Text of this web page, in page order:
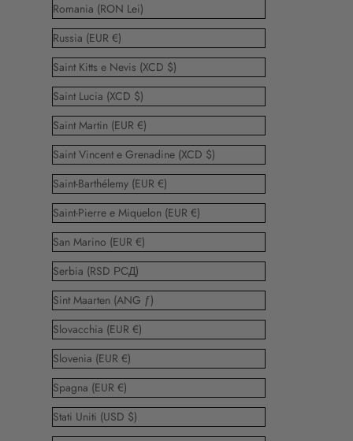
Romania (RON Lei)
Russia (EUR €)
Saint Kitts e Nevis (XCD $)
Saint Lucia (XCD $)
Saint Martin (EUR €)
Saint Vincent e Grenadine (XCD $)
Saint-Barthélemy (EUR €)
Saint-Pierre e Miquelon (EUR €)
San Marino (EUR €)
Serbia (RSD РСД)
Sint Maarten (ANG ƒ)
Slovacchia (EUR €)
Slovenia (EUR €)
Spagna (EUR €)
Stati Uniti (USD $)